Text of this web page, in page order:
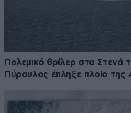
Πολεμικό θρίλερ στα Στενά
Πύραυλος έπληξε πλοίο